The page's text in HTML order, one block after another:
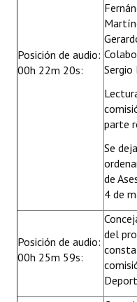
Posición de audio:
00h 22m 20s:
Sergio
parte
Se
de
4 de
Posición de audio:
00h 25m 59s:
del